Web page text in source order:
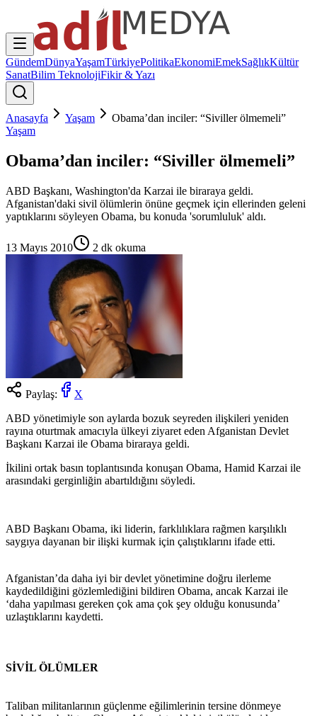
GündemDünyaYaşamTürkiyePolitikaEkonomiEmekSağlıkKültür
SanatBilim TeknolojiFikir & Yazı
Anasayfa Yaşam
Obama’dan inciler: “Siviller ölmemeli”
Yaşam
Obama’dan inciler: “Siviller ölmemeli”
ABD Başkanı, Washington'da Karzai ile biraraya geldi.
Afganistan'daki sivil ölümlerin önüne geçmek için ellerinden geleni
yaptıklarını söyleyen Obama, bu konuda 'sorumluluk' aldı.
13 Mayıs 2010 2 dk okuma
Paylaş:
X
ABD yönetimiyle son aylarda bozuk seyreden ilişkileri yeniden
rayına oturtmak amacıyla ülkeyi ziyaret eden Afganistan Devlet
Başkanı Karzai ile Obama biraraya geldi.
İkilini ortak basın toplantısında konuşan Obama, Hamid Karzai ile
arasındaki gerginliğin abartıldığını söyledi.
ABD Başkanı Obama, iki liderin, farklılıklara rağmen karşılıklı
saygıya dayanan bir ilişki kurmak için çalıştıklarını ifade etti.
Afganistan’da daha iyi bir devlet yönetimine doğru ilerleme
kaydedildiğini gözlemlediğini bildiren Obama, ancak Karzai ile
‘daha yapılması gereken çok ama çok şey olduğu konusunda’
uzlaştıklarını kaydetti.
SİVİL ÖLÜMLER
Taliban militanlarının güçlenme eğilimlerinin tersine dönmeye